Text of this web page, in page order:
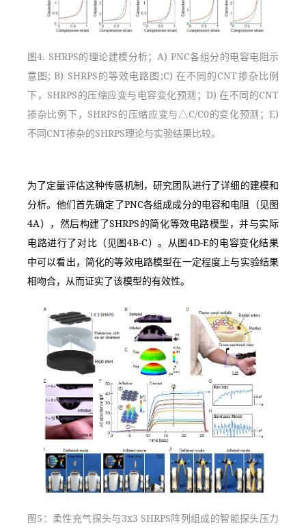
图4. SHRPS的理论建模分析；A) PNC各组分的电容电阻示
意图; B) SHRPS的等效电路图;C) 在不同的CNT掺杂比例
下，SHRPS的压缩应变与电容变化预测；D) 在不同的CNT
掺杂比例下，SHRPS的压缩应变与△C/C0的变化预测；E)
不同CNT掺杂的SHRPS理论与实验结果比较。
为了定量评估这种传感机制，研究团队进行了详细的建模和
分析。他们首先确定了PNC各组成成分的电容和电阻（见图
4A），然后构建了SHRPS的简化等效电路模型，并与实际
电路进行了对比（见图4B-C）。从图4D-E的电容变化结果
中可以看出，简化的等效电路模型在一定程度上与实验结果
相吻合，从而证实了该模型的有效性。
图5：柔性充气探头与3x3 SHRPS阵列组成的智能探头压力